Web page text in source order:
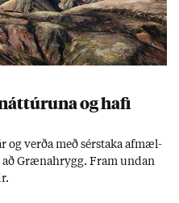
og hafi
og verða með sér­staka af­mæl­
Græna­hrygg. Fram und­an